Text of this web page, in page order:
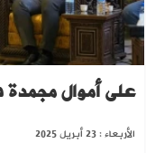
نصف مليار
على أموال مجمدة
الأربعاء : 23 أبريل 2025